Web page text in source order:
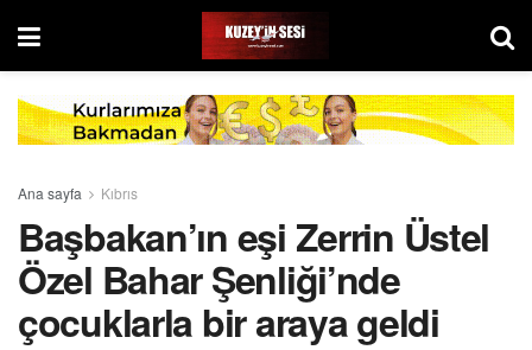
Ana sayfa Kıbrıs
Başbakan’ın eşi Zerrin Üstel
Özel Bahar Şenliği’nde
çocuklarla bir araya geldi